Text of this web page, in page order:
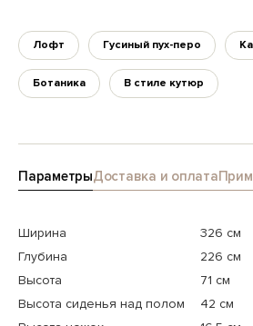
Лофт Гусиный пух-перо
Ботаника В стиле кутюр
ПараметрыДоставка и оплата
Ширина
326 см
Глубина
226 см
Высота
71 см
Высота сиденья над полом
42 см